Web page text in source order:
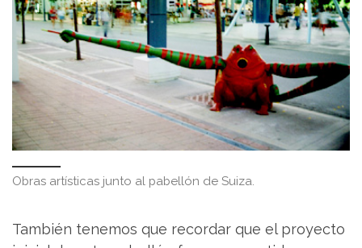
Obras artísticas junto al pabellón de Suiza.
También tenemos que recordar que el proyecto